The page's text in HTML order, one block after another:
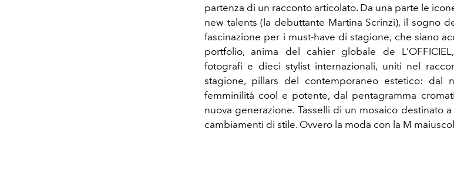
partenza di un racconto articolato. Da una parte le
new talents (la debuttante Martina Scrinzi), il sogno
fascinazione per i must-have di stagione, che siano
portfolio, anima del cahier globale de L’OFFICIEL
fotografi e dieci stylist internazionali, uniti nel
stagione, pillars del contemporaneo estetico: dal
femminilità cool e potente, dal pentagramma
nuova generazione. Tasselli di un mosaico destinato
cambiamenti di stile. Ovvero la moda con la M